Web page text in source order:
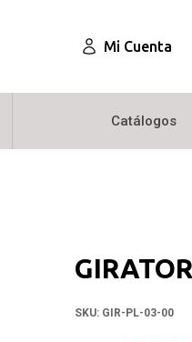
Mi Cuenta
Catálogos
SKU: GIR-PL-03-00